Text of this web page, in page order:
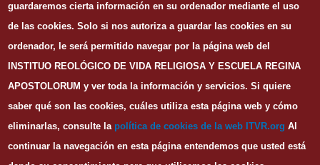
28008 Madrid
Tel. 91 540 12 73
Whatsapp: 626 278 077
email.secretaria@itvr.org
Lunes a Viernes: 10h-14h y 16:30h-20:30h
guardaremos cierta información en su ordenador mediante el uso
de las cookies. Solo si nos autoriza a guardar las cookies en su
ordenador, le será permitido navegar por la página web del
INSTITUO REOLÓGICO DE VIDA RELIGIOSA Y ESCUELA REGINA
APOSTOLORUM y ver toda la información y servicios. Si quiere
saber qué son las cookies, cuáles utiliza esta página web y cómo
eliminarlas, consulte la política de cookies de la web ITVR.org Al
continuar la navegación en esta página entendemos que usted está